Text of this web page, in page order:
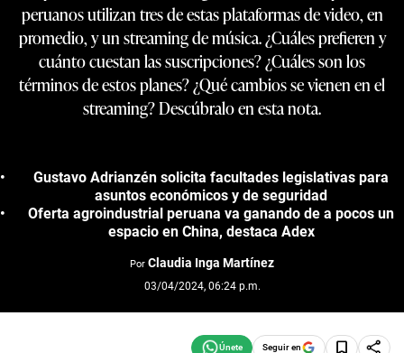
peruanos utilizan tres de estas plataformas de video, en
promedio, y un streaming de música. ¿Cuáles prefieren y
cuánto cuestan las suscripciones? ¿Cuáles son los
términos de estos planes? ¿Qué cambios se vienen en el
streaming? Descúbralo en esta nota.
Gustavo Adrianzén solicita facultades legislativas para
asuntos económicos y de seguridad
Oferta agroindustrial peruana va ganando de a pocos un
espacio en China, destaca Adex
Por Claudia Inga Martínez
03/04/2024, 06:24 p.m.
Seguir en